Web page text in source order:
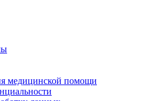
медицинской помощи